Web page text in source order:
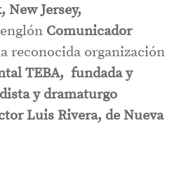
New Jersey,
Comunicador
reconocida organización
TEBA, fundada y
y dramaturgo
Luis Rivera, de Nueva